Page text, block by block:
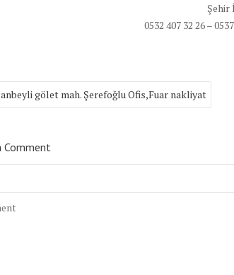
Şehir
0532 407 32 26 –
gölet mah. Şerefoğlu Ofis,Fuar nakliyat
Comment